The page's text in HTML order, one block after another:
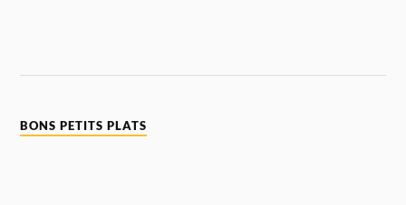
BONS PETITS PLATS